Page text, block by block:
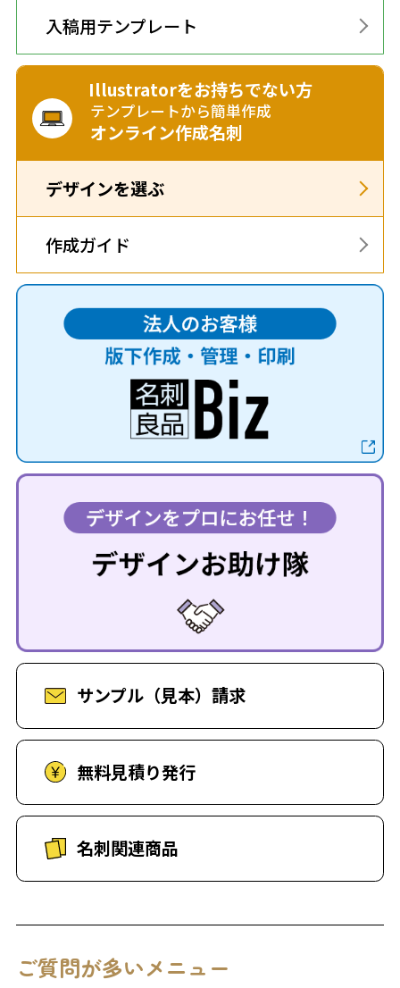
入稿用テンプレート
Illustratorをお持ちでない方
テンプレートから簡単作成
オンライン作成名刺
デザインを選ぶ
作成ガイド
サンプル（見本）請求
無料見積り発行
名刺関連商品
ご質問が多いメニュー